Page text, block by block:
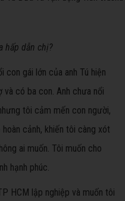
hấp dẫn chị?
gái lớn của anh Tú hiện
và có ba con. Anh chưa nổi
tôi cảm mến con người,
cảnh, khiến tôi càng xót
ai muốn. Tôi muốn cho
hạnh phúc.
HCM lập nghiệp và muốn tôi